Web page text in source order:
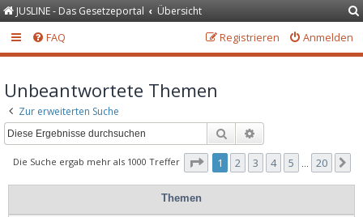
JUSLINE - Das Gesetzeportal Übersicht
FAQ Anmelden
Registrieren
Unbeantwortete Themen
Zur erweiterten Suche
Suche
Die Suche ergab mehr als 1000 Treffer Seite 1von 20
1 2 3 4 5 20
Themen